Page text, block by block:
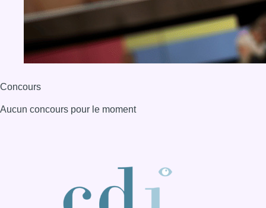
Concours
Aucun concours pour le moment